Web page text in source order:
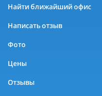
Найти ближайший офис
Написать отзыв
Фото
Цены
Отзывы